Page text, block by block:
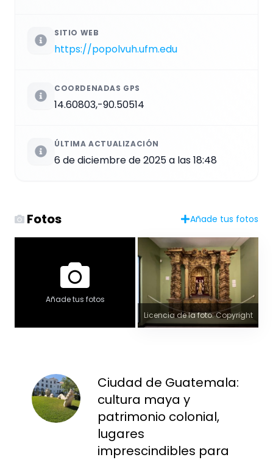
SITIO WEB
https://popolvuh.ufm.edu
COORDENADAS GPS
14.60803,-90.50514
ÚLTIMA ACTUALIZACIÓN
6 de diciembre de 2025 a las 18:48
Fotos Añade tus fotos
Añade tus fotos
Licencia de la foto: Copyright
Ciudad de Guatemala:
cultura maya y
patrimonio colonial,
lugares
imprescindibles para